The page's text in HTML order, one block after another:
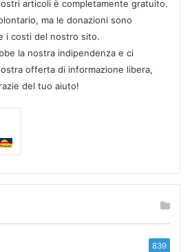
articoli è completamente gratuito.
ma le donazioni sono
i costi del nostro sito.
la nostra indipendenza e ci
offerta di informazione libera,
del tuo aiuto!
839